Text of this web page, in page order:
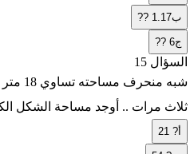
ب?? 1.17
ج?? 6
السؤال 15
شبه
ثلاث مرات .. أوجد مساحة الشكل
21 ?